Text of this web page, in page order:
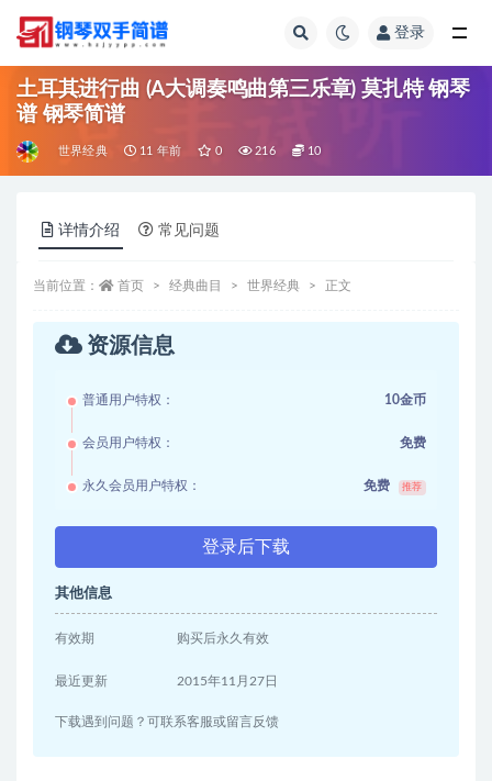
登录
土耳其进行曲 (A大调奏鸣曲第三乐章) 莫扎特 钢琴
谱 钢琴简谱
世界经典 11 年前 0 216 10
详情介绍 常见问题
当前位置： 首页 经典曲目 世界经典 正文
资源信息
普通用户特权： 10金币
会员用户特权： 免费
永久会员用户特权： 免费 推荐
登录后下载
其他信息
有效期 购买后永久有效
最近更新 2015年11月27日
下载遇到问题？可联系客服或留言反馈